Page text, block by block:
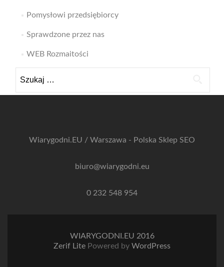
Pomysłowi przedsiębiorcy
Sprawdzone przez nas
WEB Rozmaitości
Wiarygodni.EU / Warszawa - Polska Sklep SEO
biuro@wiarygodni.eu
0 232 548 954
WIARYGODNI.EU 2016
Zerif Lite Powered by WordPress